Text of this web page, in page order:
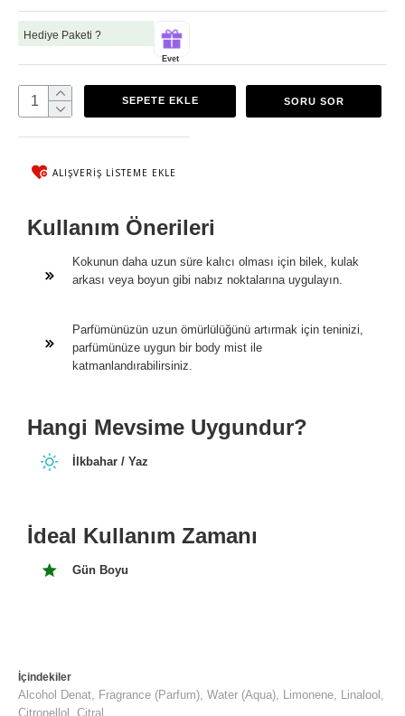
Hediye Paketi ?
Evet
SEPETE EKLE SORU SOR
ALIŞVERIŞ LISTEME EKLE
Kullanım Önerileri
Kokunun daha uzun süre kalıcı olması için bilek, kulak
arkası veya boyun gibi nabız noktalarına uygulayın.
Parfümünüzün uzun ömürlülüğünü artırmak için teninizi,
parfümünüze uygun bir body mist ile
katmanlandırabilirsiniz.
Hangi Mevsime Uygundur?
İlkbahar / Yaz
İdeal Kullanım Zamanı
Gün Boyu
İçindekiler
Alcohol Denat, Fragrance (Parfum), Water (Aqua), Limonene, Linalool,
Citronellol, Citral.